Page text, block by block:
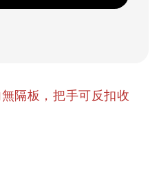
隔板，把手可反扣收